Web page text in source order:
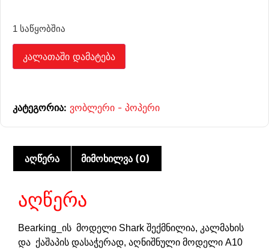
1 საწყობშია
კალათაში დამატება
კატეგორია: ვობლერი - პოპერი
აღწერა მიმოხილვა (0)
აღწერა
Bearking_ის მოდელი Shark შექმნილია, კალმახის
და ქაშაპის დასაჭერად, აღნიშნული მოდელი A10